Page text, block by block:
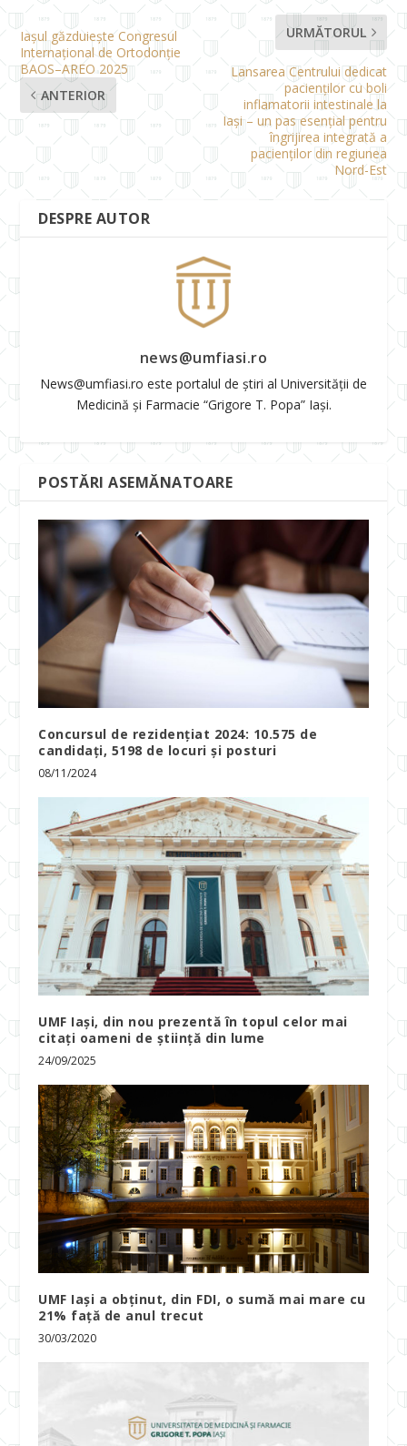
Iașul găzduiește Congresul
Internațional de Ortodonție
BAOS–AREO 2025
ANTERIOR
URMĂTORUL
Lansarea Centrului dedicat
pacienților cu boli
inflamatorii intestinale la
Iași – un pas esențial pentru
îngrijirea integrată a
pacienților din regiunea
Nord-Est
DESPRE AUTOR
news@umfiasi.ro
News@umfiasi.ro este portalul de știri al Universității de
Medicină și Farmacie “Grigore T. Popa” Iași.
POSTĂRI ASEMĂNATOARE
Concursul de rezidențiat 2024: 10.575 de
candidați, 5198 de locuri și posturi
08/11/2024
UMF Iași, din nou prezentă în topul celor mai
citați oameni de știință din lume
24/09/2025
UMF Iași a obținut, din FDI, o sumă mai mare cu
21% față de anul trecut
30/03/2020